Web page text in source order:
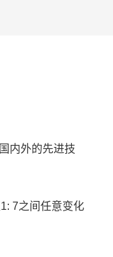
内外的先进技
7之间任意变化